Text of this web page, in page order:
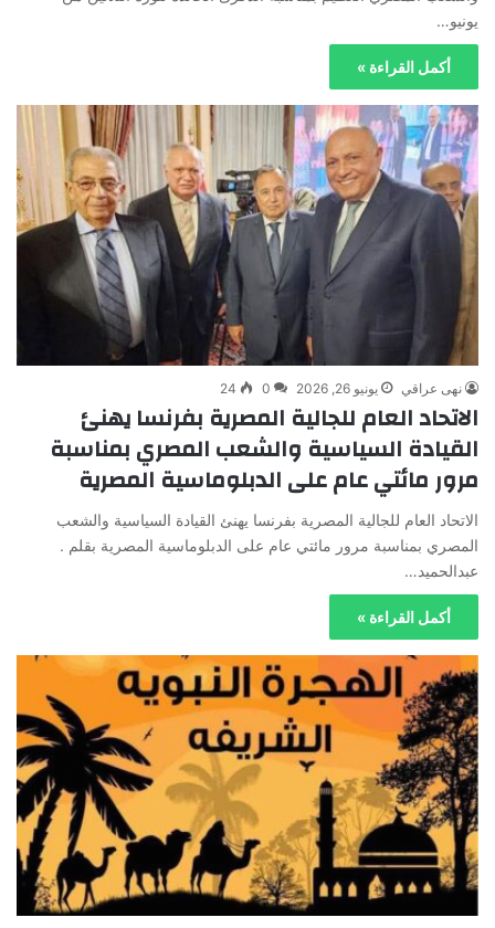
يونيو…
أكمل القراءة »
نهى عراقي يونيو 26, 2026 0
24
الاتحاد العام للجالية المصرية بفرنسا يهنئ
القيادة السياسية والشعب المصري بمناسبة
مرور مائتي عام على الدبلوماسية المصرية
الاتحاد العام للجالية المصرية بفرنسا يهنئ القيادة السياسية والشعب
المصري بمناسبة مرور مائتي عام على الدبلوماسية المصرية بقلم .
عبدالحميد…
أكمل القراءة »